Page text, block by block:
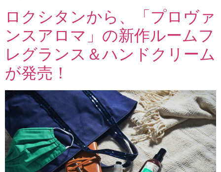
ロクシタンから、「プロヴァ
ンスアロマ」の新作ルームフ
レグランス＆ハンドクリーム
が発売！